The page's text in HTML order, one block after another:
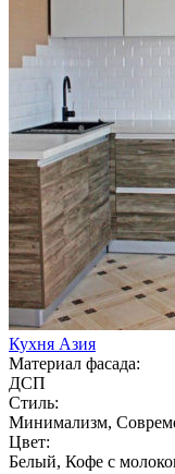
Кухня Азия
Материал фасада:
ДСП
Стиль:
Минимализм,
Цвет:
Белый, Кофе с